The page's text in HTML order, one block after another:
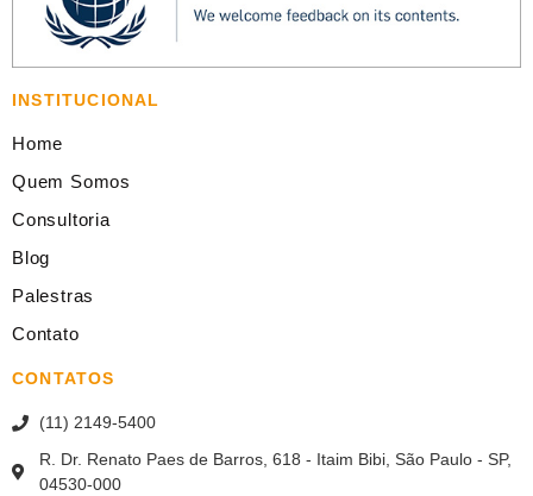
INSTITUCIONAL
Home
Quem Somos
Consultoria
Blog
Palestras
Contato
CONTATOS
(11) 2149-5400
R. Dr. Renato Paes de Barros, 618 - Itaim Bibi, São Paulo - SP,
04530-000